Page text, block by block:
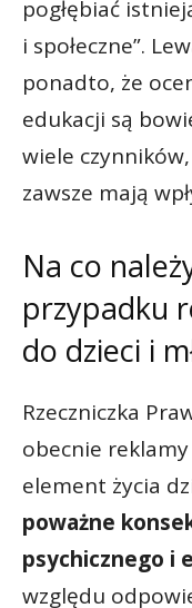
pogłębiać
i społeczne”.
ponadto, że
edukacji są
wiele
zawsze mają
Na co
przypadku
do dzieci i
Rzeczniczka
obecnie
element życia
poważne
psychicznego i
względu